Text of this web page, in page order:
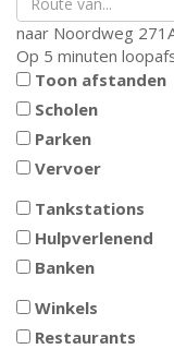
naar Noordweg
Op 5 minuten
Toon afstanden
Scholen
Parken
Vervoer
Tankstations
Hulpverlenend
Banken
Winkels
Restaurants